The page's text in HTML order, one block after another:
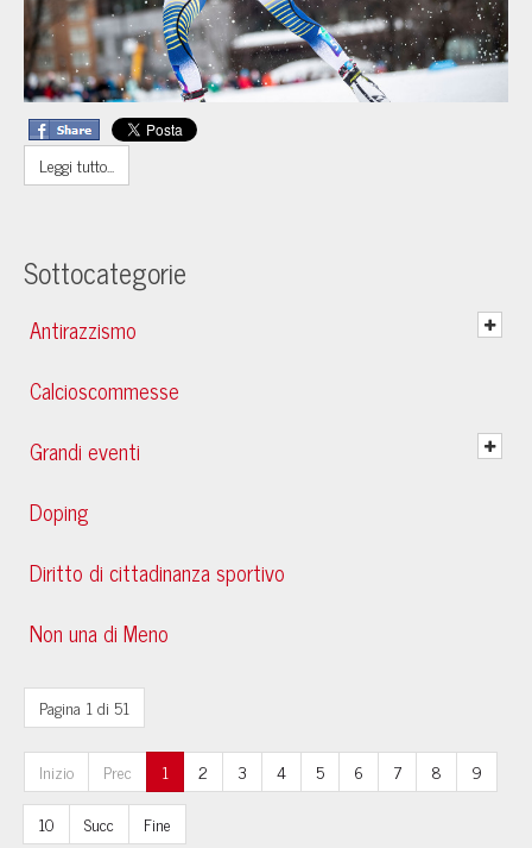
Leggi tutto...
Sottocategorie
Antirazzismo
Calcioscommesse
Grandi eventi
Doping
Diritto di cittadinanza sportivo
Non una di Meno
Pagina 1 di 51
Inizio Prec 1 2 3 4 5 6 7 8
9
10
Succ Fine